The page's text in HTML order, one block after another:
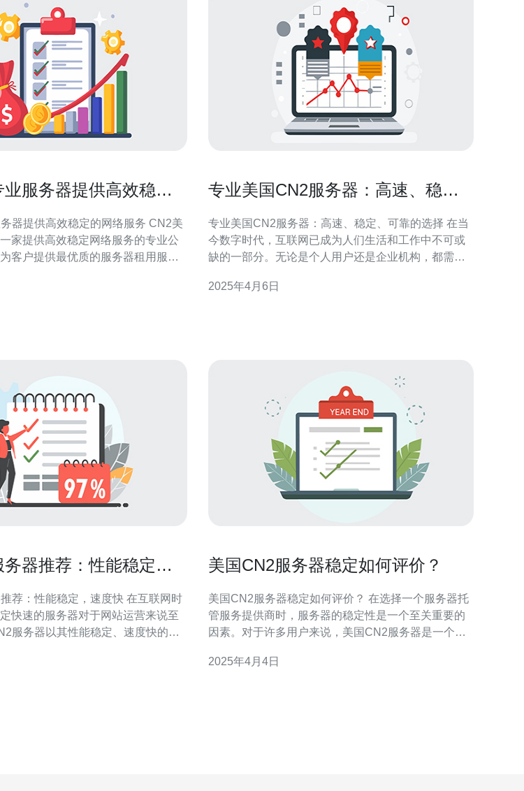
服务器提供高效稳定
提供高效稳定的网络服务 CN2美
家提供高效稳定网络服务的专业公
客户提供最优质的服务器租用服
客户，CN2美国专业服务器都能满
专业美国CN2服务器：高速、稳
专业美国CN2服务器：高速、稳定、可靠的选择 在当
今数字时代，互联网已成为人们生活和工作中不可或
缺的一部分。无论是个人用户还是企业机构，都需要
据传输的质量。作为全球最大的互联网市场之一，美
2025年4月6日
器推荐：性能稳定，
性能稳定，速度快 在互联网时
快速的服务器对于网站运营来说至
服务器以其性能稳定、速度快的特
特点和优势。 美国CN2服务
美国CN2服务器稳定如何评价？
美国CN2服务器稳定如何评价？ 在选择一个服务器托
管服务提供商时，服务器的稳定性是一个至关重要的
因素。对于许多用户来说，美国CN2服务器是一个备
评价呢？本文将针对此问题进行分析。 美国CN2服务
2025年4月4日